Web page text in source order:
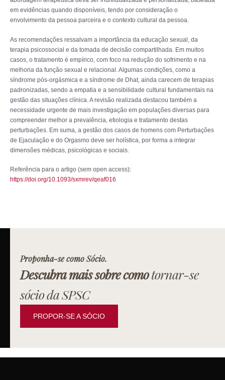
em evidências quando disponíveis, tendo por consideração o
envolvimento da pessoa parceira e o contexto cultural da pessoa.
As recomendações ressalvam a importância da educação sexual, da
terapia psicossocial e da tomada de decisão compartilhada. Em muitos
casos, o tratamento é empírico, com foco na redução do sofrimento e na
melhoria da função sexual e relacional. Algumas condições, como a
síndrome pós-orgásmica e a síndrome de Dhat, ainda carecem de terapias
padronizadas, sendo a empatia e a sensibilidade cultural fundamentais na
gestão das situações clínica. A revisão realizada destacou também a
necessidade urgente de mais investigação em populações diversas para
compreender melhor a prevalência, etiologia e tratamento destas
perturbações. Em suma, a gestão dos casos de homens com Perturbações
de Ejaculação e do Orgasmo deve ser holística, por forma a integrar
dimensões médicas, psicológicas e sociais.
Referência para o artigo (sem open access):
https://doi.org/10.1093/sxmrev/qeaf016
Proponha-se como Sócio.
Descubra mais sobre comotornar-se
sócio da SPSC
PROPOR-SE A SÓCIO